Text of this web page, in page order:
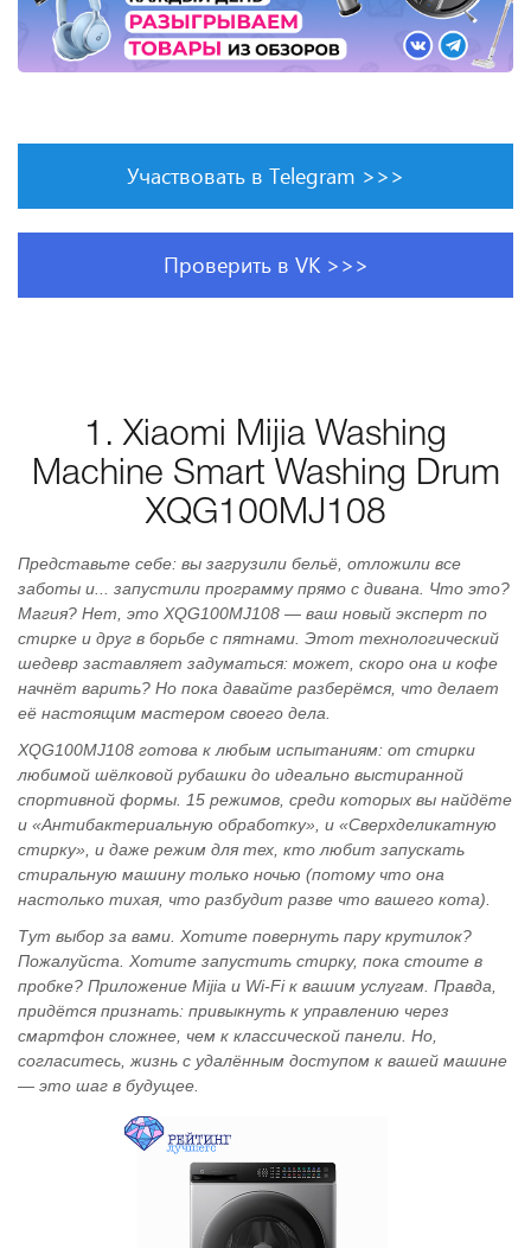
Участвовать в Telegram >>>
Проверить в VK >>>
1. Xiaomi Mijia Washing
Machine Smart Washing Drum
XQG100MJ108
Представьте себе: вы загрузили бельё, отложили все
заботы и... запустили программу прямо с дивана. Что это?
Магия? Нет, это XQG100MJ108 — ваш новый эксперт по
стирке и друг в борьбе с пятнами. Этот технологический
шедевр заставляет задуматься: может, скоро она и кофе
начнёт варить? Но пока давайте разберёмся, что делает
её настоящим мастером своего дела.
XQG100MJ108 готова к любым испытаниям: от стирки
любимой шёлковой рубашки до идеально выстиранной
спортивной формы. 15 режимов, среди которых вы найдёте
и «Антибактериальную обработку», и «Сверхделикатную
стирку», и даже режим для тех, кто любит запускать
стиральную машину только ночью (потому что она
настолько тихая, что разбудит разве что вашего кота).
Тут выбор за вами. Хотите повернуть пару крутилок?
Пожалуйста. Хотите запустить стирку, пока стоите в
пробке? Приложение Mijia и Wi-Fi к вашим услугам. Правда,
придётся признать: привыкнуть к управлению через
смартфон сложнее, чем к классической панели. Но,
согласитесь, жизнь с удалённым доступом к вашей машине
— это шаг в будущее.